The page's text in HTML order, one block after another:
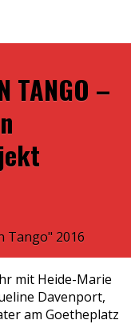
TANGO –
mit Heide-Marie
Davenport,
am Goetheplatz